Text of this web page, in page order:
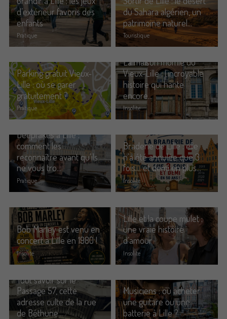
d’extérieur favoris des
enfants
Pratique
du Sahara algérien, un
patrimoine naturel...
Touristique
Parking gratuit Vieux-
Lille : où se garer
gratuitement ?
Pratique
La maison momie du
Vieux-Lille : l'incroyable
histoire qui hante
encore...
Insolite
Deepfakes à Lille :
comment les
reconnaître avant qu'ils
ne vous tro...
Pratique
Braderie de Lille : elle
n’a été annulée que 3
fois… et demi en plus...
Insolite
Bob Marley est venu en
concert à Lille en 1980 !
Insolite
Lille et la coupe mulet :
une vraie histoire
d’amour
Insolite
Tout savoir sur le
Passage 57, cette
adresse culte de la rue
de Béthune...
Musiciens : où acheter
une guitare ou une
batterie à Lille ?